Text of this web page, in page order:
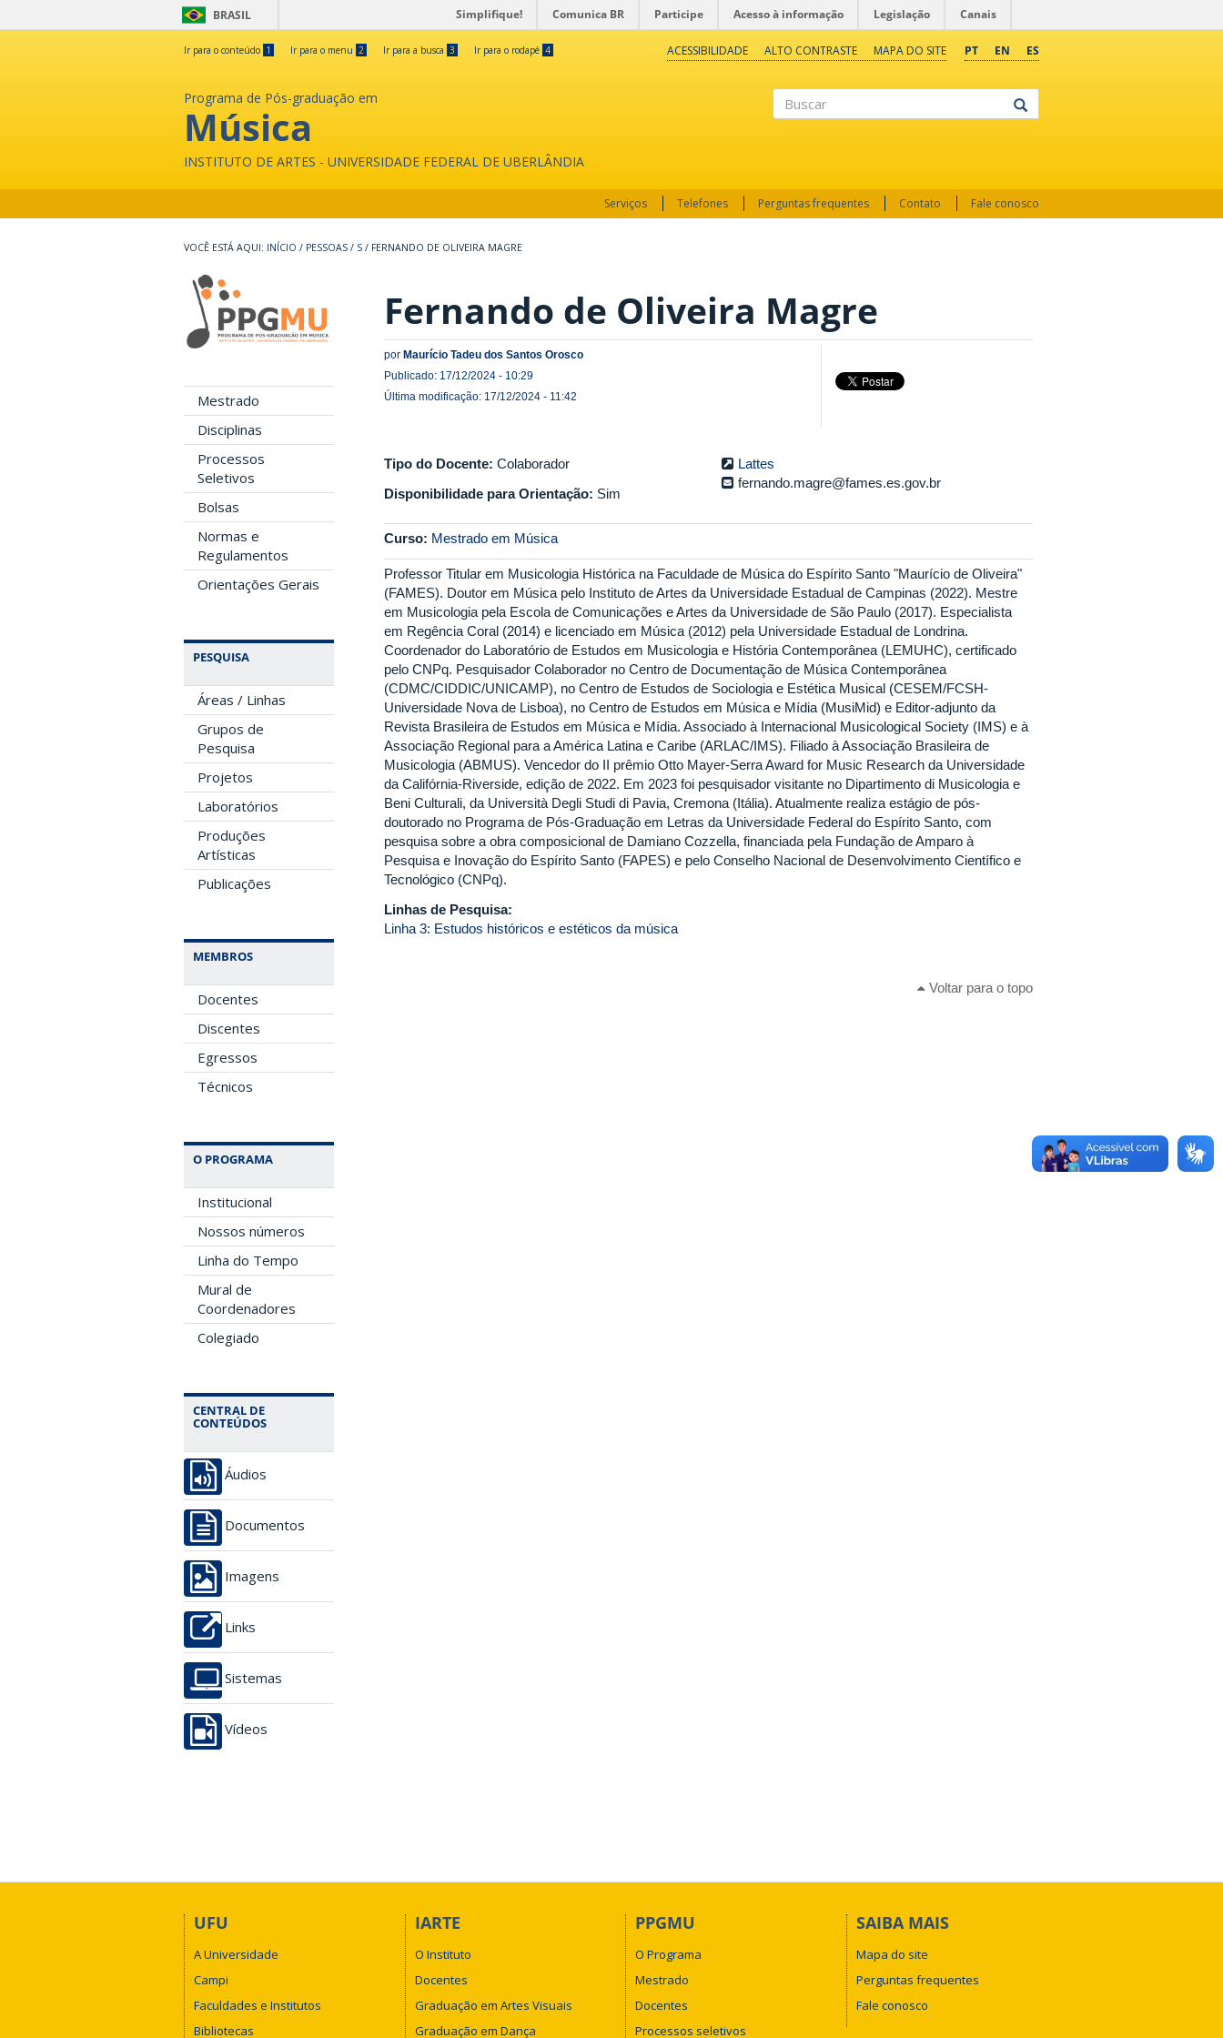
BRASIL Simplifique! Comunica BR Participe Acesso à informação Legislação Canais
Ir para o conteúdo 1 Ir para o menu 2 Ir para a busca 3 Ir para o rodapé 4 PT EN ES
ACESSIBILIDADE ALTO CONTRASTE MAPA DO SITE
Programa de Pós-graduação em
Música
INSTITUTO DE ARTES - UNIVERSIDADE FEDERAL DE UBERLÂNDIA
Serviços Telefones Perguntas frequentes Contato Fale conosco
INÍCIO / PESSOAS / S / FERNANDO DE OLIVEIRA MAGRE
Mestrado
Disciplinas
Processos
Seletivos
Bolsas
Normas e
Regulamentos
Orientações Gerais
PESQUISA
Áreas / Linhas
Grupos de
Pesquisa
Projetos
Laboratórios
Produções
Artísticas
Publicações
MEMBROS
Docentes
Discentes
Egressos
Técnicos
O PROGRAMA
Institucional
Nossos números
Linha do Tempo
Mural de
Coordenadores
Colegiado
CENTRAL DE
CONTEÚDOS
Áudios
Documentos
Imagens
Links
Sistemas
Vídeos
Fernando de Oliveira Magre
por Maurício Tadeu dos Santos Orosco
Publicado: 17/12/2024 - 10:29
Última modificação: 17/12/2024 - 11:42
Tipo do Docente: Colaborador
Disponibilidade para Orientação: Sim
Lattes
fernando.magre@fames.es.gov.br
Curso: Mestrado em Música
Professor Titular em Musicologia Histórica na Faculdade de Música do Espírito Santo "Maurício de Oliveira"
(FAMES). Doutor em Música pelo Instituto de Artes da Universidade Estadual de Campinas (2022). Mestre
em Musicologia pela Escola de Comunicações e Artes da Universidade de São Paulo (2017). Especialista
em Regência Coral (2014) e licenciado em Música (2012) pela Universidade Estadual de Londrina.
Coordenador do Laboratório de Estudos em Musicologia e História Contemporânea (LEMUHC), certificado
pelo CNPq. Pesquisador Colaborador no Centro de Documentação de Música Contemporânea
(CDMC/CIDDIC/UNICAMP), no Centro de Estudos de Sociologia e Estética Musical (CESEM/FCSH-
Universidade Nova de Lisboa), no Centro de Estudos em Música e Mídia (MusiMid) e Editor-adjunto da
Revista Brasileira de Estudos em Música e Mídia. Associado à Internacional Musicological Society (IMS) e à
Associação Regional para a América Latina e Caribe (ARLAC/IMS). Filiado à Associação Brasileira de
Musicologia (ABMUS). Vencedor do II prêmio Otto Mayer-Serra Award for Music Research da Universidade
da Califórnia-Riverside, edição de 2022. Em 2023 foi pesquisador visitante no Dipartimento di Musicologia e
Beni Culturali, da Università Degli Studi di Pavia, Cremona (Itália). Atualmente realiza estágio de pós-
doutorado no Programa de Pós-Graduação em Letras da Universidade Federal do Espírito Santo, com
pesquisa sobre a obra composicional de Damiano Cozzella, financiada pela Fundação de Amparo à
Pesquisa e Inovação do Espírito Santo (FAPES) e pelo Conselho Nacional de Desenvolvimento Científico e
Tecnológico (CNPq).
Linhas de Pesquisa:
Linha 3: Estudos históricos e estéticos da música
Voltar para o topo
UFU
A Universidade
Campi
Faculdades e Institutos
Bibliotecas
IARTE
O Instituto
Docentes
Graduação em Artes Visuais
Graduação em Dança
PPGMU
O Programa
Mestrado
Docentes
Processos seletivos
SAIBA MAIS
Mapa do site
Perguntas frequentes
Fale conosco